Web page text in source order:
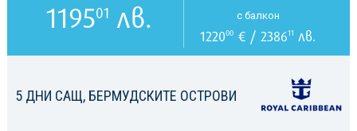
5 ДНИ САЩ, БЕРМУДСКИТЕ ОСТРОВИ
119501 лв. с балкон
122000 € / 238611 лв.